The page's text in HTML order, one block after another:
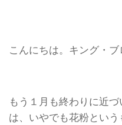
こんにちは。キング・ブ
もう１月も終わりに近
は、いやでも花粉とい